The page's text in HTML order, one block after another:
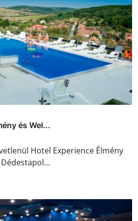
és Wel...
Hotel Experience Élmény